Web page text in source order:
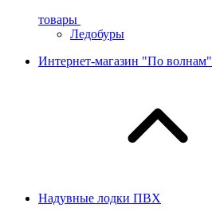
товары
Ледобуры
Интернет-магазин "По волнам"
Надувные лодки ПВХ